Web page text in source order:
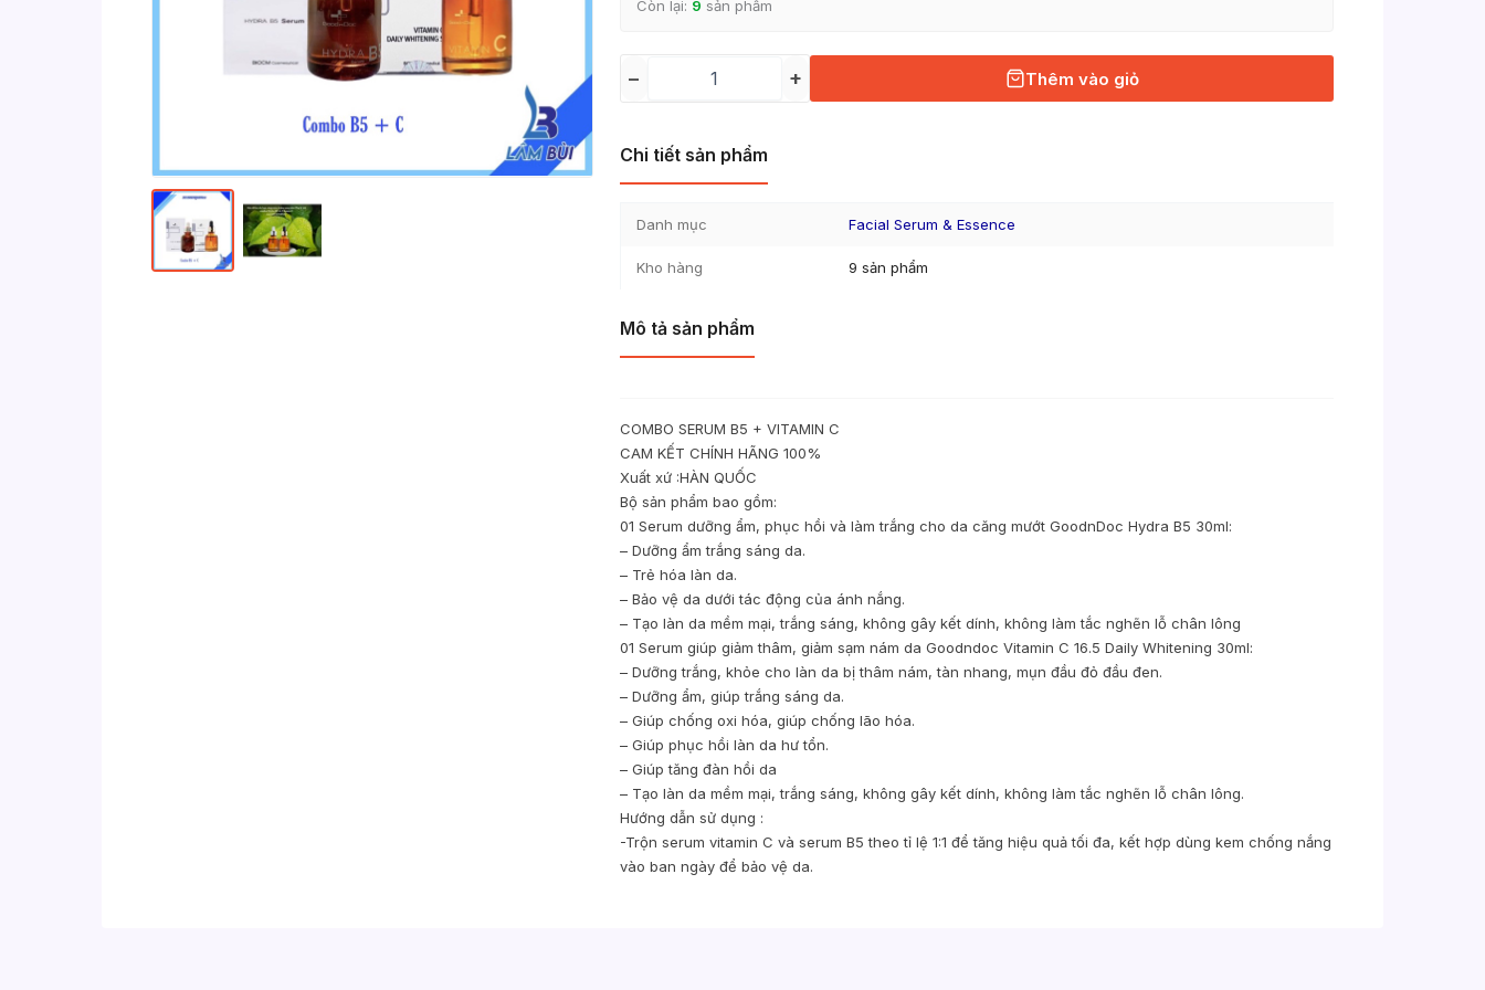
Còn lại: 9 sản phẩm
− + Thêm vào giỏ
Chi tiết sản phẩm
Danh mục Facial Serum & Essence
Kho hàng 9 sản phẩm
Mô tả sản phẩm
COMBO SERUM B5 + VITAMIN C
CAM KẾT CHÍNH HÃNG 100%
Xuất xứ :HÀN QUỐC
Bộ sản phẩm bao gồm:
01 Serum dưỡng ẩm, phục hồi và làm trắng cho da căng mướt GoodnDoc Hydra B5 30ml:
– Dưỡng ẩm trắng sáng da.
– Trẻ hóa làn da.
– Bảo vệ da dưới tác động của ánh nắng.
– Tạo làn da mềm mại, trắng sáng, không gây kết dính, không làm tắc nghẽn lỗ chân lông
01 Serum giúp giảm thâm, giảm sạm nám da Goodndoc Vitamin C 16.5 Daily Whitening 30ml:
– Dưỡng trắng, khỏe cho làn da bị thâm nám, tàn nhang, mụn đầu đỏ đầu đen.
– Dưỡng ẩm, giúp trắng sáng da.
– Giúp chống oxi hóa, giúp chống lão hóa.
– Giúp phục hồi làn da hư tổn.
– Giúp tăng đàn hồi da
– Tạo làn da mềm mại, trắng sáng, không gây kết dính, không làm tắc nghẽn lỗ chân lông.
Hướng dẫn sử dụng :
-Trộn serum vitamin C và serum B5 theo tỉ lệ 1:1 để tăng hiệu quả tối đa, kết hợp dùng kem chống nắng
vào ban ngày để bảo vệ da.